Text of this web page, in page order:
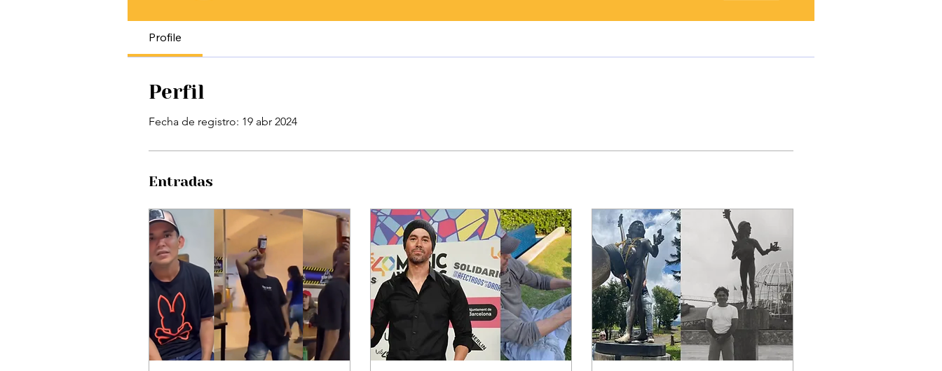
Profile
Perfil
Fecha de registro: 19 abr 2024
Entradas